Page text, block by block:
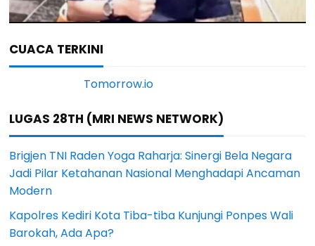
CUACA TERKINI
LUGAS 28TH (MRI NEWS NETWORK)
Brigjen TNI Raden Yoga Raharja: Sinergi Bela Negara
Jadi Pilar Ketahanan Nasional Menghadapi Ancaman
Modern
Kapolres Kediri Kota Tiba-tiba Kunjungi Ponpes Wali
Barokah, Ada Apa?